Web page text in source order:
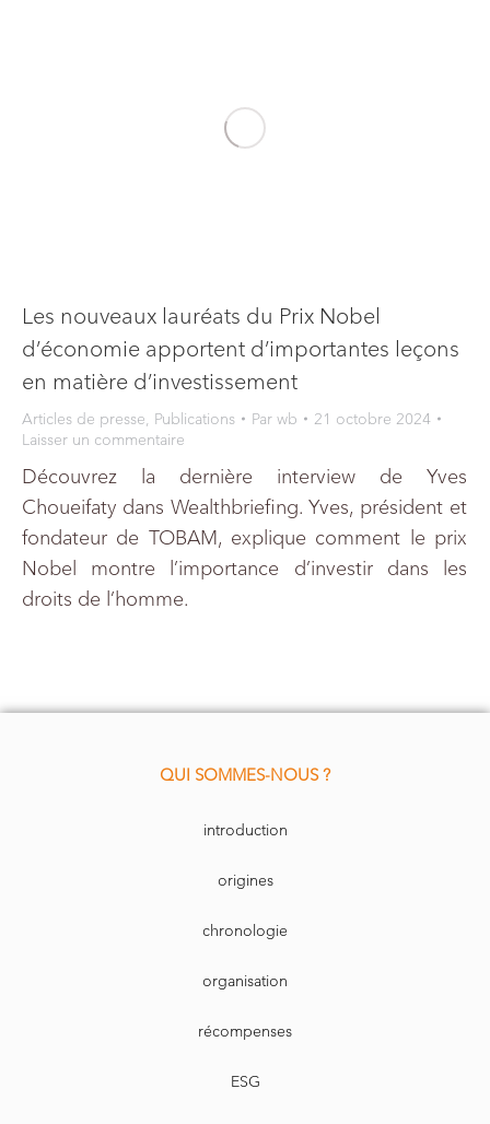
Les nouveaux lauréats du Prix Nobel
d’économie apportent d’importantes leçons
en matière d’investissement
Articles de presse, Publications Par wb
21 octobre 2024
Laisser un commentaire
Découvrez la dernière interview de Yves
Choueifaty dans Wealthbriefing. Yves, président et
fondateur de TOBAM, explique comment le prix
Nobel montre l’importance d’investir dans les
droits de l’homme.
QUI SOMMES-NOUS ?
introduction
origines
chronologie
organisation
récompenses
ESG